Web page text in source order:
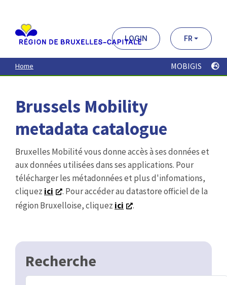
contenu
principal
LOGIN FR
Home MOBIGIS
Brussels Mobility
metadata catalogue
Bruxelles Mobilité vous donne accès à ses données et
aux données utilisées dans ses applications. Pour
télécharger les métadonnées et plus d'infomations,
cliquez ici
. Pour accéder au datastore officiel de la
région Bruxelloise, cliquez ici .
Recherche